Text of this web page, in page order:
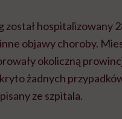
hospitalizowany
objawy choroby.
okoliczną
żadnych
ze szpitala.